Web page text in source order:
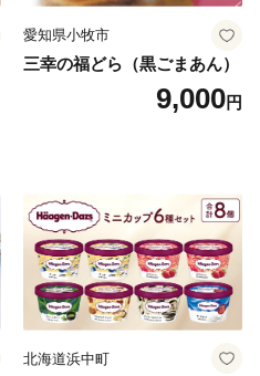
愛知県小牧市
三幸の福どら（黒ごまあん）
9,000円
北海道浜中町